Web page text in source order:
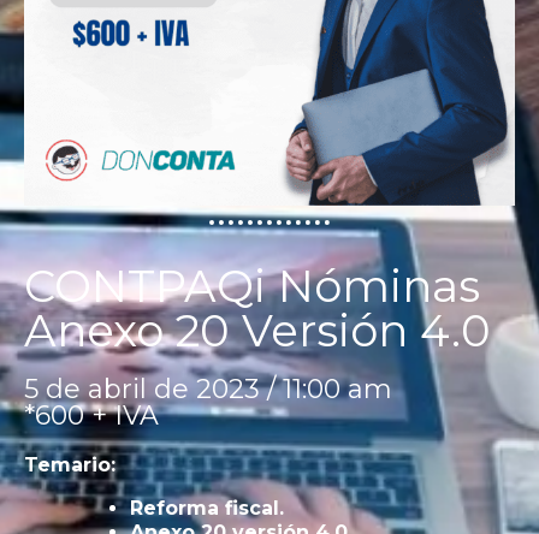
CONTPAQi Nóminas
Anexo 20 Versión 4.0
5 de abril de 2023 / 11:00 am
*600 + IVA
Temario:
Reforma fiscal.